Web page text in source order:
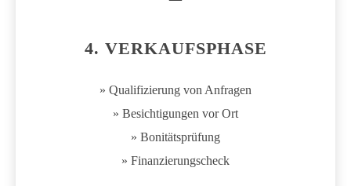
4. VERKAUFSPHASE
» Qualifizierung von Anfragen
» Besichtigungen vor Ort
» Bonitätsprüfung
» Finanzierungscheck